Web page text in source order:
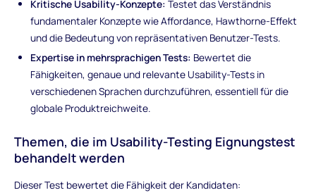
Kritische Usability-Konzepte: Testet das Verständnis
fundamentaler Konzepte wie Affordance, Hawthorne-Effekt
und die Bedeutung von repräsentativen Benutzer-Tests.
Expertise in mehrsprachigen Tests: Bewertet die
Fähigkeiten, genaue und relevante Usability-Tests in
verschiedenen Sprachen durchzuführen, essentiell für die
globale Produktreichweite.
Themen, die im Usability-Testing Eignungstest
behandelt werden
Dieser Test bewertet die Fähigkeit der Kandidaten: